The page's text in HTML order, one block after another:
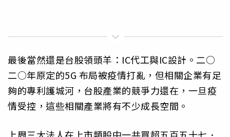
最後當然還是台股領頭羊：IC代工與IC設計。二○
二○年原定的5G 布局被疫情打亂，但相關企業有足
夠的專利護城河，台股產業的競爭力還在，一旦疫
情受控，這些相關產業將有不少成長空間。